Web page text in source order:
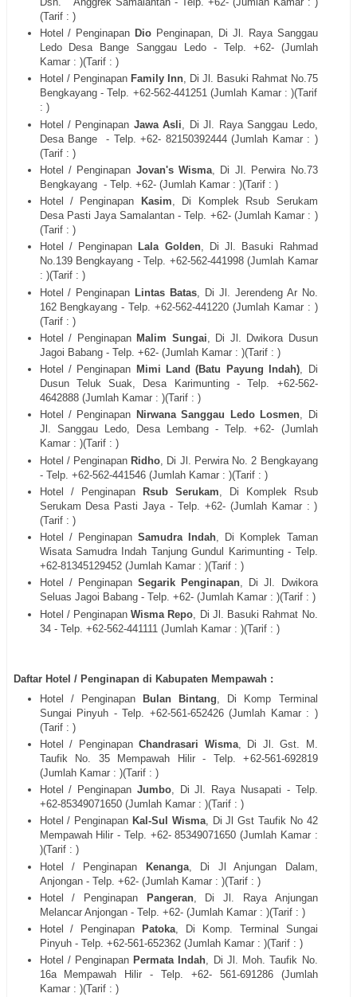
(Tarif : )
Hotel / Penginapan Dio Penginapan, Di Jl. Raya Sanggau
Ledo Desa Bange Sanggau Ledo - Telp. +62- (Jumlah
Kamar : )(Tarif : )
Hotel / Penginapan Family Inn, Di Jl. Basuki Rahmat No.75
Bengkayang - Telp. +62-562-441251 (Jumlah Kamar : )(Tarif
: )
Hotel / Penginapan Jawa Asli , Di Jl. Raya Sanggau Ledo,
Desa Bange - Telp. +62- 82150392444 (Jumlah Kamar : )
(Tarif : )
Hotel / Penginapan Jovan's Wisma , Di Jl. Perwira No.73
Bengkayang - Telp. +62- (Jumlah Kamar : )(Tarif : )
Hotel / Penginapan
Kasim, Di Komplek Rsub Serukam
Desa Pasti Jaya Samalantan - Telp. +62- (Jumlah Kamar : )
(Tarif : )
Hotel / Penginapan Lala Golden, Di Jl. Basuki Rahmad
No.139 Bengkayang - Telp. +62-562-441998 (Jumlah Kamar
: )(Tarif : )
Hotel / Penginapan Lintas Batas , Di Jl. Jerendeng Ar No.
162 Bengkayang - Telp. +62-562-441220 (Jumlah Kamar : )
(Tarif : )
Hotel / Penginapan Malim Sungai , Di Jl. Dwikora Dusun
Jagoi Babang - Telp. +62- (Jumlah Kamar : )(Tarif : )
Hotel / Penginapan Mimi Land (Batu Payung Indah), Di
Dusun Teluk Suak, Desa Karimunting - Telp. +62-562-
4642888 (Jumlah Kamar : )(Tarif : )
Hotel / Penginapan Nirwana Sanggau Ledo Losmen, Di
Jl. Sanggau Ledo, Desa Lembang - Telp. +62- (Jumlah
Kamar : )(Tarif : )
Hotel / Penginapan Ridho , Di Jl. Perwira No. 2 Bengkayang
- Telp. +62-562-441546 (Jumlah Kamar : )(Tarif : )
Hotel / Penginapan
Rsub Serukam , Di Komplek Rsub
Serukam Desa Pasti Jaya - Telp. +62- (Jumlah Kamar : )
(Tarif : )
Hotel / Penginapan Samudra Indah, Di Komplek Taman
Wisata Samudra Indah Tanjung Gundul Karimunting - Telp.
+62-81345129452 (Jumlah Kamar : )(Tarif : )
Hotel / Penginapan Segarik Penginapan, Di Jl. Dwikora
Seluas Jagoi Babang - Telp. +62- (Jumlah Kamar : )(Tarif : )
Hotel / Penginapan Wisma Repo , Di Jl. Basuki Rahmat No.
34 - Telp. +62-562-441111 (Jumlah Kamar : )(Tarif : )
Daftar Hotel / Penginapan di Kabupaten Mempawah :
Hotel / Penginapan
Bulan Bintang , Di Komp Terminal
Sungai Pinyuh - Telp. +62-561-652426 (Jumlah Kamar : )
(Tarif : )
Hotel / Penginapan Chandrasari Wisma, Di Jl. Gst. M.
Taufik No. 35 Mempawah Hilir - Telp. +62-561-692819
(Jumlah Kamar : )(Tarif : )
Hotel / Penginapan Jumbo, Di Jl. Raya Nusapati - Telp.
+62-85349071650 (Jumlah Kamar : )(Tarif : )
Hotel / Penginapan Kal-Sul Wisma, Di Jl Gst Taufik No 42
Mempawah Hilir - Telp. +62- 85349071650 (Jumlah Kamar :
)(Tarif : )
Hotel / Penginapan
Kenanga, Di Jl Anjungan Dalam,
Anjongan - Telp. +62- (Jumlah Kamar : )(Tarif : )
Hotel / Penginapan
Pangeran, Di Jl. Raya Anjungan
Melancar Anjongan - Telp. +62- (Jumlah Kamar : )(Tarif : )
Hotel / Penginapan
Patoka, Di Komp. Terminal Sungai
Pinyuh - Telp. +62-561-652362 (Jumlah Kamar : )(Tarif : )
Hotel / Penginapan Permata Indah, Di Jl. Moh. Taufik No.
16a Mempawah Hilir - Telp. +62- 561-691286 (Jumlah
Kamar : )(Tarif : )